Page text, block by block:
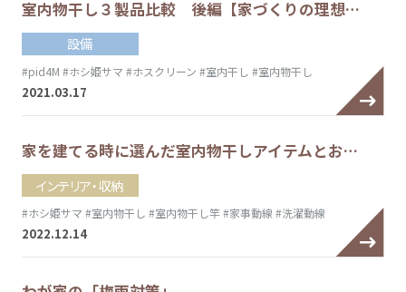
室内物干し３製品比較 後編【家づくりの理想…
設備
#pid4M #ホシ姫サマ #ホスクリーン #室内干し #室内物干し
2021.03.17
家を建てる時に選んだ室内物干しアイテムとお…
インテリア・収納
#ホシ姫サマ #室内物干し #室内物干し竿#家事動線 #洗濯動線
2022.12.14